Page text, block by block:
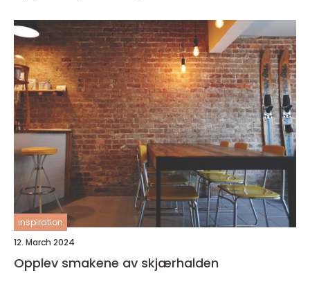
inspiration
12. March 2024
Opplev smakene av skjærhalden